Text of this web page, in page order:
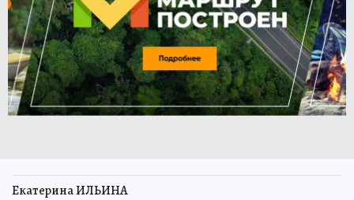
Екатерина ИЛЬИНА